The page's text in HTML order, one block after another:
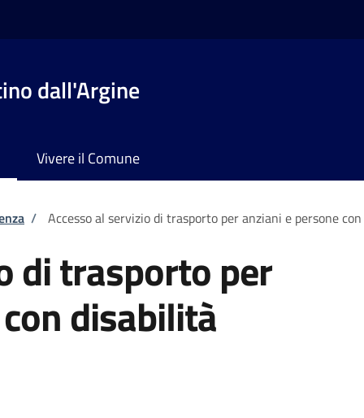
dall'Argine
Vivere il Comune
/ Accesso al servizio di trasporto per anziani e persone
di trasporto per
disabilità